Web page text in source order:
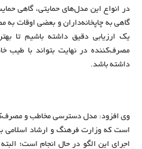
در انواع این مدل‌های حمایتی، گاهی
گاهی به چاپخانه‌داران و بعضی اوقات به
یک ارزیابی دقیق داشته باشیم تا
مصرف‌کننده در نهایت بتواند با طیب
داشته باشد.
وی افزود: مدل دسترسی مخاطب و
است که وزارت فرهنگ و ارشاد اسلامی
اجرای این الگو در حال انجام است؛